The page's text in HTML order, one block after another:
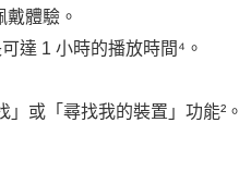
體驗。
達 1 小時的播放時間⁴。
或「尋找我的裝置」功能²。